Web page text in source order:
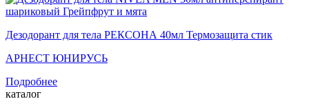
Дезодорант для тела РЕКСОНА 40мл Термозащита стик
АРНЕСТ ЮНИРУСЬ
Подробнее
каталог